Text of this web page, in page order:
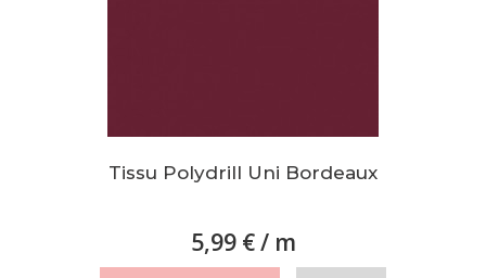
Tissu Polydrill Uni Bordeaux
5,99 €/ m